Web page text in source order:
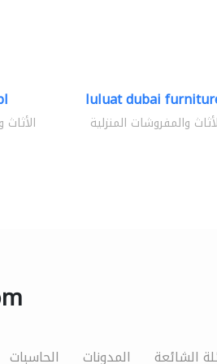
luluat dubai
والمفروشات المنزلية
الحاسبات المدونات الشائعة